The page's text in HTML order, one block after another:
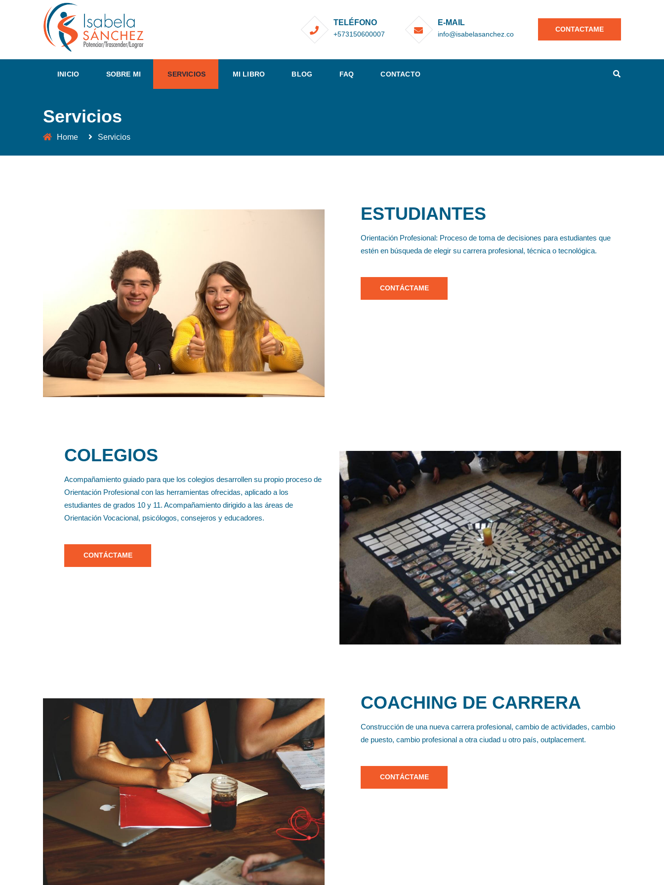
CONTACTAME
TELÉFONO
+573150600007
E-MAIL
info@isabelasanchez.co
INICIO SOBRE MI SERVICIOS MI LIBRO BLOG FAQ CONTACTO
Servicios
Home Servicios
ESTUDIANTES
Orientación Profesional: Proceso de toma de decisiones para estudiantes que
estén en búsqueda de elegir su carrera profesional, técnica o tecnológica.
CONTÁCTAME
COLEGIOS
Acompañamiento guiado para que los colegios desarrollen su propio proceso de
Orientación Profesional con las herramientas ofrecidas, aplicado a los
estudiantes de grados 10 y 11. Acompañamiento dirigido a las áreas de
Orientación Vocacional, psicólogos, consejeros y educadores.
CONTÁCTAME
COACHING DE CARRERA
Construcción de una nueva carrera profesional, cambio de actividades, cambio
de puesto, cambio profesional a otra ciudad u otro país, outplacement.
CONTÁCTAME